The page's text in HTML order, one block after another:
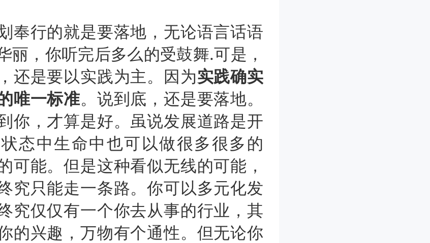
行的就是要落地，无论语言话语
丽，你听完后多么的受鼓舞.可是，
还是要以实践为主。因为实践确实
唯一标准。说到底，还是要落地。
你，才算是好。虽说发展道路是开
态中生命中也可以做很多很多的
可能。但是这种看似无线的可能，
究只能走一条路。你可以多元化发
究仅仅有一个你去从事的行业，其
的兴趣，万物有个通性。但无论你